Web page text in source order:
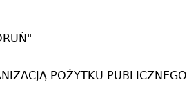
POŻYTKU PUBLICZNEGO